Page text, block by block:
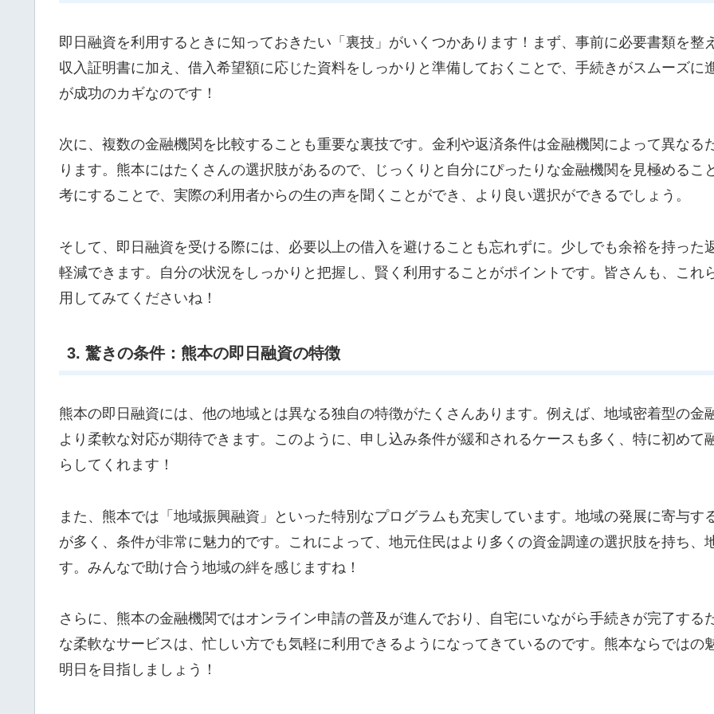
即日融資を利用するときに知っておきたい「裏技」がいくつかあります！まず、事前に必要書類を
収入証明書に加え、借入希望額に応じた資料をしっかりと準備しておくことで、手続きがスムーズ
が成功のカギなのです！
次に、複数の金融機関を比較することも重要な裏技です。金利や返済条件は金融機関によって異な
ります。熊本にはたくさんの選択肢があるので、じっくりと自分にぴったりな金融機関を見極める
考にすることで、実際の利用者からの生の声を聞くことができ、より良い選択ができるでしょう。
そして、即日融資を受ける際には、必要以上の借入を避けることも忘れずに。少しでも余裕を持っ
軽減できます。自分の状況をしっかりと把握し、賢く利用することがポイントです。皆さんも、こ
用してみてくださいね！
3. 驚きの条件：熊本の即日融資の特徴
熊本の即日融資には、他の地域とは異なる独自の特徴がたくさんあります。例えば、地域密着型の
より柔軟な対応が期待できます。このように、申し込み条件が緩和されるケースも多く、特に初め
らしてくれます！
また、熊本では「地域振興融資」といった特別なプログラムも充実しています。地域の発展に寄与
が多く、条件が非常に魅力的です。これによって、地元住民はより多くの資金調達の選択肢を持ち
す。みんなで助け合う地域の絆を感じますね！
さらに、熊本の金融機関ではオンライン申請の普及が進んでおり、自宅にいながら手続きが完了す
な柔軟なサービスは、忙しい方でも気軽に利用できるようになってきているのです。熊本ならでは
明日を目指しましょう！